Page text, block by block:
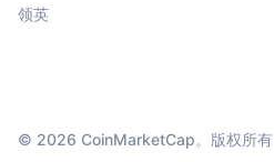
领英
© 2026 CoinMarketCap。版权所有